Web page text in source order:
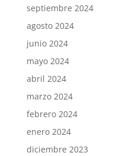
septiembre 2024
agosto 2024
junio 2024
mayo 2024
abril 2024
marzo 2024
febrero 2024
enero 2024
diciembre 2023